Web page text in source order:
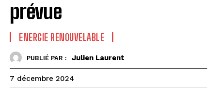
prévue
ENERGIE RENOUVELABLE
PUBLIÉ PAR : Julien Laurent
7 décembre 2024